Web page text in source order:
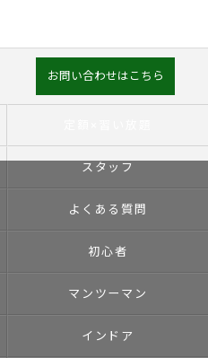
お問い合わせはこちら
スタッフ
よくある質問
初心者
マンツーマン
インドア